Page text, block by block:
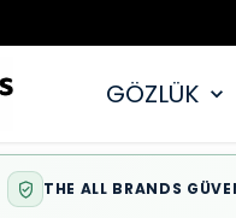
GÖZLÜK
THE ALL BRANDS